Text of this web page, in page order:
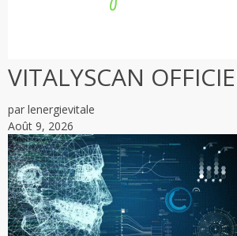
VITALYSCAN
par lenergievitale
Août 9, 2026